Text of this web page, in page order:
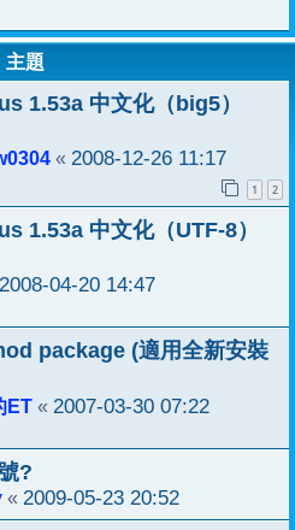
主題
1.53a 中文化（big5）
« 2008-12-26 11:17
1 2
1.53a 中文化（UTF-8）
2008-04-20 14:47
package (適用全新安裝
ET « 2007-03-30 07:22
?
« 2009-05-23 20:52